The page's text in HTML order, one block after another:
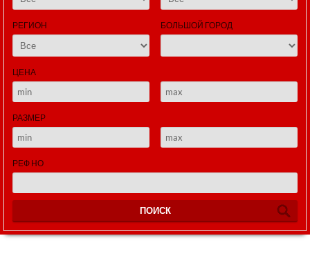
РЕГИОН БОЛЬШОЙ ГОРОД
ЦЕНА
РАЗМЕР
РЕФ НО
ПОИСК